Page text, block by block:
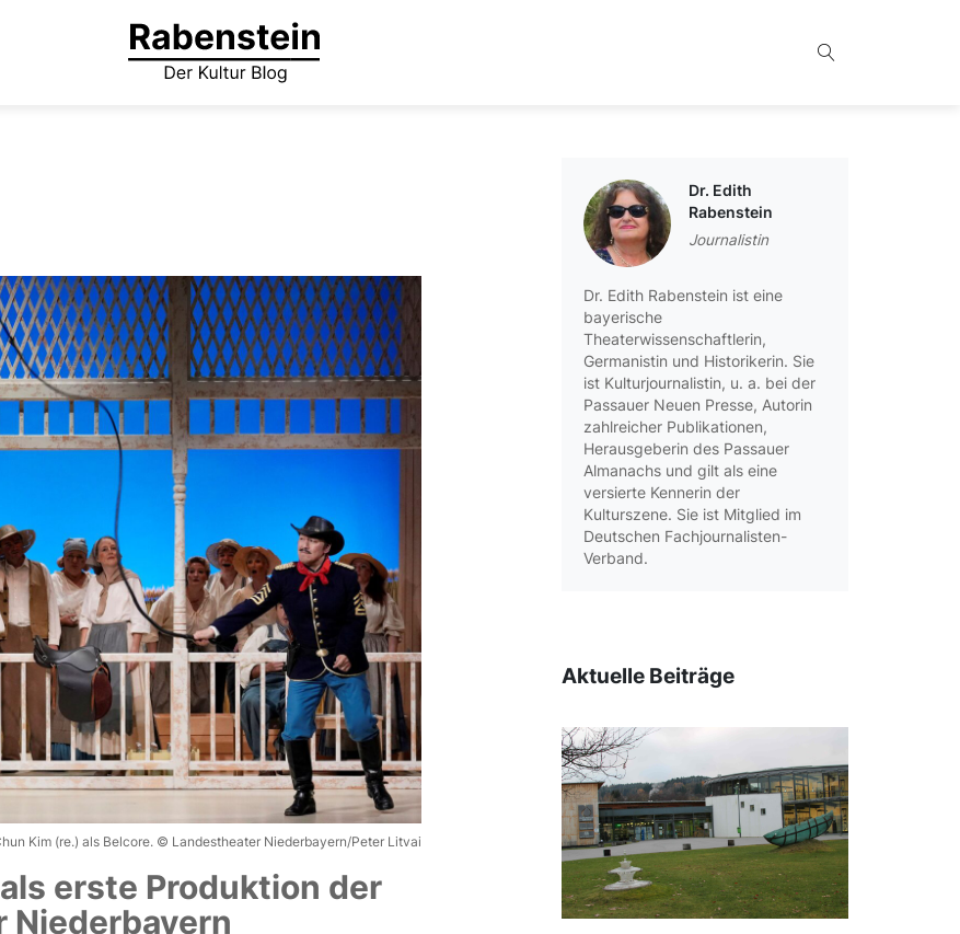
Kim (re.) als Belcore. © Landestheater Niederbayern/Peter Litvai
erste Produktion der
Niederbayern
Dr. Edith
Rabenstein
Journalistin
Dr. Edith Rabenstein ist eine
bayerische
Theaterwissenschaftlerin,
Germanistin und Historikerin. Sie
ist Kulturjournalistin, u. a. bei der
Passauer Neuen Presse, Autorin
zahlreicher Publikationen,
Herausgeberin des Passauer
Almanachs und gilt als eine
versierte Kennerin der
Kulturszene. Sie ist Mitglied im
Deutschen Fachjournalisten-
Verband.
Aktuelle Beiträge